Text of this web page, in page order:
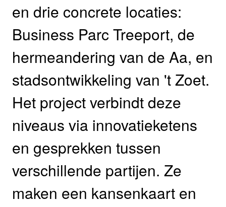
en drie concrete locaties:
Business Parc Treeport, de
hermeandering van de Aa, en
stadsontwikkeling van 't Zoet.
Het project verbindt deze
niveaus via innovatieketens
en gesprekken tussen
verschillende partijen. Ze
maken een kansenkaart en